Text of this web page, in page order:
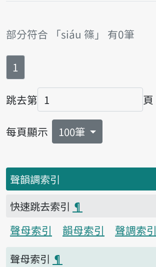
部分符合 「siáu 篠」 有0筆
第
1
跳去第
頁碼
頁
每頁顯示 100筆
聲韻調索引
快速跳去索引 ¶
聲母索引
韻母索引
聲調索引
聲母索引 ¶